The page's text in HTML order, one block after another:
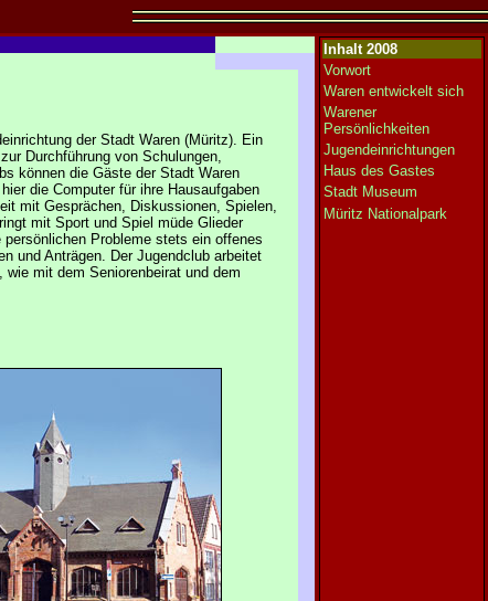
der Stadt Waren (Müritz). Ein
Durchführung von Schulungen,
können die Gäste der Stadt Waren
die Computer für ihre Hausaufgaben
mit Gesprächen, Diskussionen, Spielen,
mit Sport und Spiel müde Glieder
Probleme stets ein offenes
und Anträgen. Der Jugendclub arbeitet
mit dem Seniorenbeirat und dem
Inhalt 2008
Vorwort
Waren entwickelt sich
Warener
Persönlichkeiten
Jugendeinrichtungen
Haus des Gastes
Stadt Museum
Müritz Nationalpark